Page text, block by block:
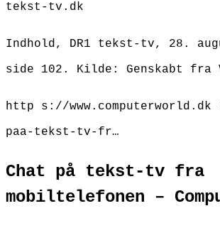
tekst-tv.dk
Indhold, DR1 tekst-tv, 28.
side 102. Kilde: Genskabt fra
http s://
paa-tekst-tv-fr…
Chat på tekst-tv fra
mobiltelefonen –